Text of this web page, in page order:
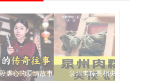
泉州肉粽亮相央视《新闻联播》